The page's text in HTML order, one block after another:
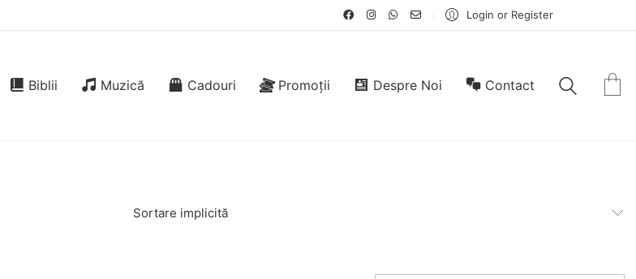
Login or Register
Biblii Muzică Cadouri Promoții Despre Noi Contact
Sortare implicită